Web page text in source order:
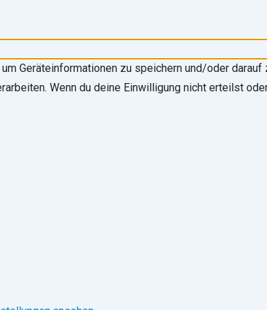
Geräteinformationen zu speichern und/oder
Wenn du deine Einwilligung nicht erteilst